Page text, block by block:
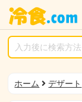
ホーム デザート